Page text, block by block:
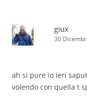
giux
30
ah si pure io ieri
volendo con quella t